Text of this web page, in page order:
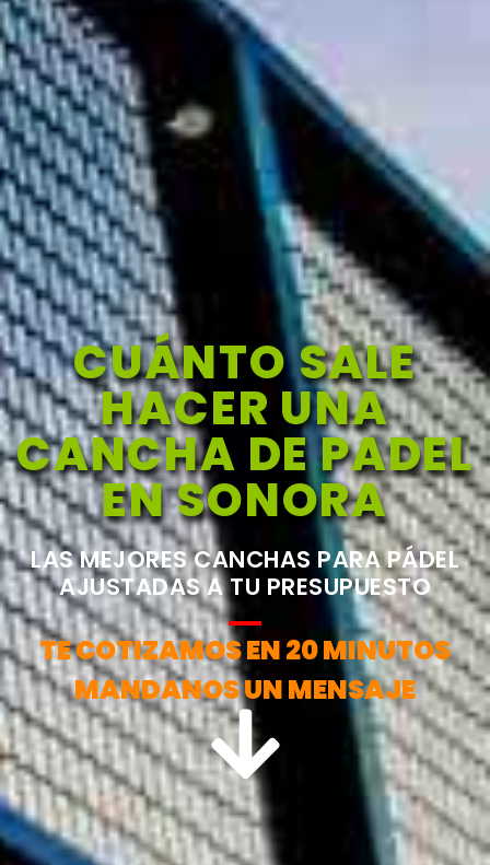
CUÁNTO SALE
HACER UNA
CANCHA DE PADEL
EN SONORA
LAS MEJORES CANCHAS PARA PÁDEL
AJUSTADAS A TU PRESUPUESTO
TE COTIZAMOS EN 20 MINUTOS
MANDANOS UN MENSAJE